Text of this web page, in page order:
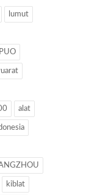
lumut
PUO
alat
kiblat